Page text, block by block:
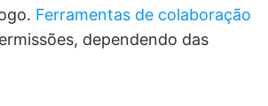
Ferramentas de colaboração
dependendo das